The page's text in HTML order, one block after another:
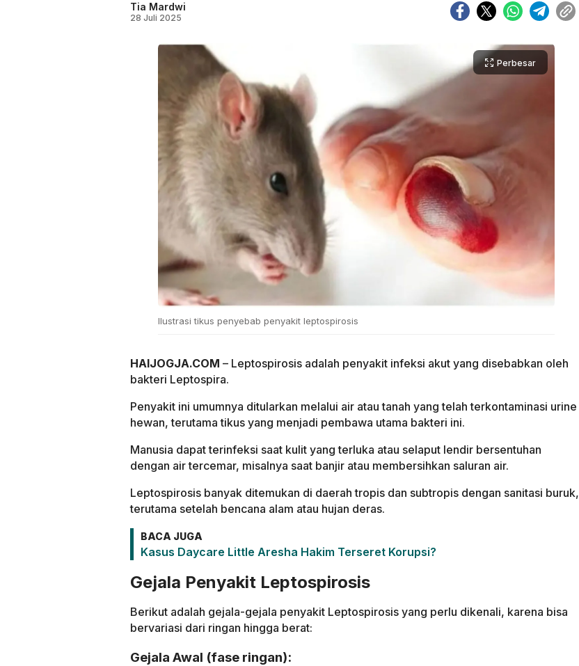
Tia Mardwi
28 Juli 2025
Perbesar
Ilustrasi tikus penyebab penyakit leptospirosis
HAIJOGJA.COM – Leptospirosis adalah penyakit infeksi akut yang disebabkan oleh
bakteri Leptospira.
Penyakit ini umumnya ditularkan melalui air atau tanah yang telah terkontaminasi urine
hewan, terutama tikus yang menjadi pembawa utama bakteri ini.
Manusia dapat terinfeksi saat kulit yang terluka atau selaput lendir bersentuhan
dengan air tercemar, misalnya saat banjir atau membersihkan saluran air.
Leptospirosis banyak ditemukan di daerah tropis dan subtropis dengan sanitasi buruk,
terutama setelah bencana alam atau hujan deras.
BACA JUGA
Kasus Daycare Little Aresha Hakim Terseret Korupsi?
Gejala Penyakit Leptospirosis
Berikut adalah gejala-gejala penyakit Leptospirosis yang perlu dikenali, karena bisa
bervariasi dari ringan hingga berat:
Gejala Awal (fase ringan):